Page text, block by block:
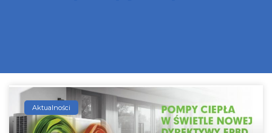
Aktualności